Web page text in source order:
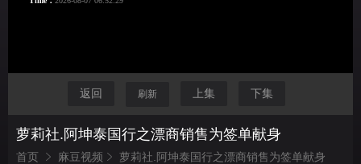
返回 刷新 上集 下集
萝莉社.阿坤泰国行之漂商销售为签单献身
首页 麻豆视频 萝莉社.阿坤泰国行之漂商销售为签单献身